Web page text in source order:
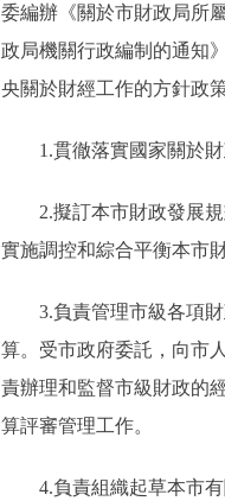
委編辦《關於市財政局所
政局機關行政編制的通知
央關於財經工作的方針政
1.貫徹落實國家關於財
2.擬訂本市財政發展規
實施調控和綜合平衡本市
3.負責管理市級各項財
算。受市政府委託，向市
責辦理和監督市級財政的
算評審管理工作。
4.負責組織起草本市有